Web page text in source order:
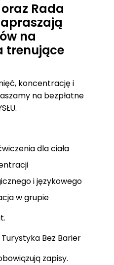
Rada
na
trenujące
koncentrację i
na bezpłatne
dla ciała
i językowego
w grupie
Bez Barier
zapisy.